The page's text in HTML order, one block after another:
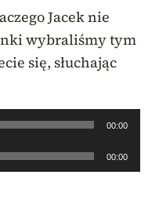
Jacek nie
wybraliśmy tym
się, słuchając
00:00
00:00